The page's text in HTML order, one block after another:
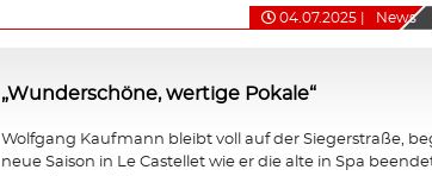
04.07.2025 News
„Wunderschöne, wertige Pokale“
Wolfgang Kaufmann bleibt voll auf der Siegerstraße,
neue Saison in Le Castellet wie er die alte in Spa